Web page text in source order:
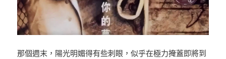
那個週末，陽光明媚得有些刺眼，似乎在極力掩蓋即將到